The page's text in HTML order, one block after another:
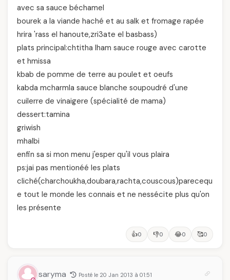
avec sa sauce béchamel
bourek a la viande haché et au salk et fromage rapée
hrira 'rass el hanoute,zri3ate el basbass)
plats principal:chtitha lham sauce rouge avec carotte
et hmissa
kbab de pomme de terre au poulet et oeufs
kabda mcharmla sauce blanche soupoudré d'une
cuilerre de vinaigere (spécialité de mama)
dessert:tamina
griwish
mhalbi
enfin sa si mon menu j'esper qu'il vous plaira
ps:jai pas mentionéé les plats
cliché(charchoukha,doubara,rachta,couscous)parecequ
e tout le monde les connais et ne nessécite plus qu'on
les présente
👍0 👎0 😂0 🥰0
saryma Posté le 20 Jan 2013 à 01:51